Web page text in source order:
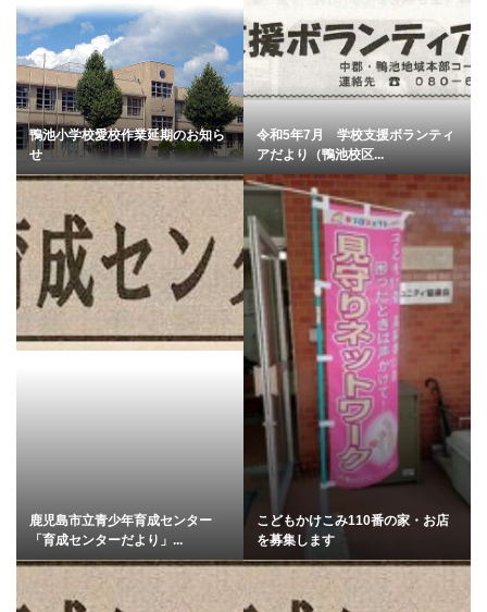
鴨池小学校愛校作業延期のお知ら
せ
令和5年7月 学校支援ボランティ
アだより（鴨池校区...
鹿児島市立青少年育成センター
「育成センターだより」...
こどもかけこみ110番の家・お店
を募集します